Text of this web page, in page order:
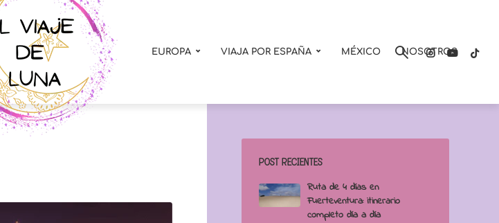
EUROPA VIAJA POR ESPAÑA MÉXICO NOSOTROS
POST RECIENTES
Ruta de 4 días en
Fuerteventura: itinerario
completo día a día